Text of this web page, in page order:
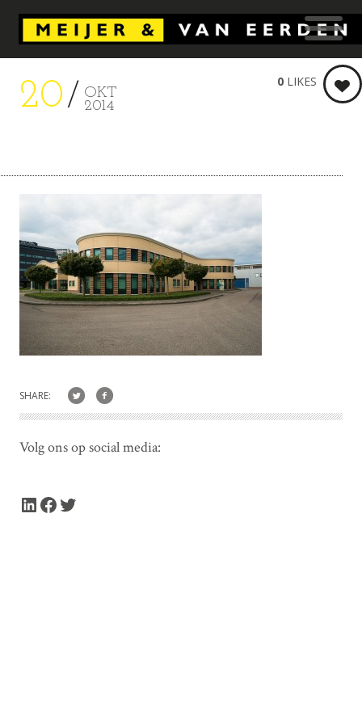
20
OKT
2014
0 LIKES
SHARE:
Volg ons op social media:
LinkedIn Facebook